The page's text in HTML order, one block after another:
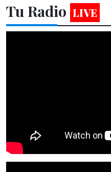
Tu Radio LIVE